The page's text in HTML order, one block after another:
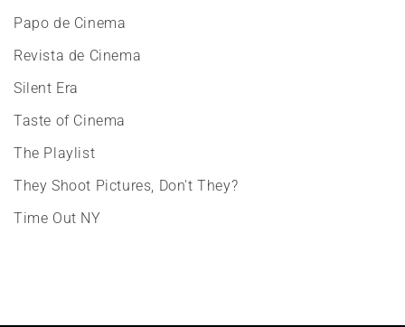
Papo de Cinema
Revista de Cinema
Silent Era
Taste of Cinema
The Playlist
They Shoot Pictures, Don't They?
Time Out NY